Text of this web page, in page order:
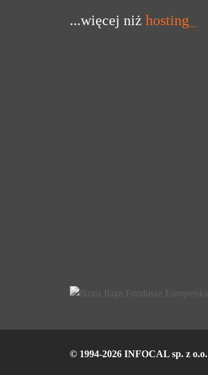
...więcej niż hosting
© 1994-2026 INFOCAL sp. z o.o.